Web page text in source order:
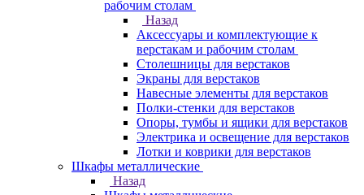
рабочим столам
Назад
Аксессуары и комплектующие к
верстакам и рабочим столам
Столешницы для верстаков
Экраны для верстаков
Навесные элементы для верстаков
Полки-стенки для верстаков
Опоры, тумбы и ящики для верстаков
Электрика и освещение для верстаков
Лотки и коврики для верстаков
Шкафы металлические
Назад